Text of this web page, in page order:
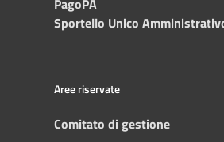
PagoPA
Sportello Unico
Aree riservate
Comitato di gestione